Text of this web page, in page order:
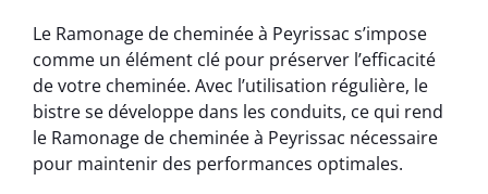
Le Ramonage de cheminée à Peyrissac s’impose
comme un élément clé pour préserver l’efficacité
de votre cheminée. Avec l’utilisation régulière, le
bistre se développe dans les conduits, ce qui rend
le Ramonage de cheminée à Peyrissac nécessaire
pour maintenir des performances optimales.